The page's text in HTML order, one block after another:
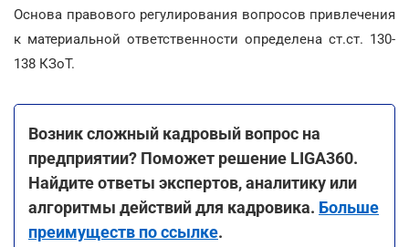
Основа правового регулирования вопросов привлечения
к материальной ответственности определена ст.ст. 130-
138 КЗоТ.
Возниксложный кадровый вопрос на
предприятии? Поможет решение LIGA360.
Найдитеответы экспертов,аналитику или
алгоритмы действий для кадровика. Больше
преимуществ по ссылке.